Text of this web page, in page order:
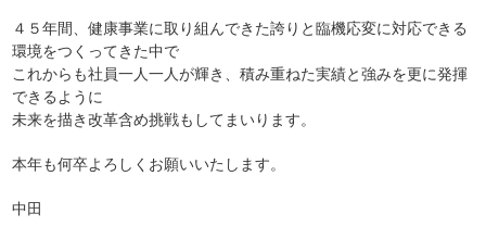
４５年間、健康事業に取り組んできた誇りと臨機応変に対応できる
環境をつくってきた中で
これからも社員一人一人が輝き、積み重ねた実績と強みを更に発揮
できるように
未来を描き改革含め挑戦もしてまいります。
本年も何卒よろしくお願いいたします。
中田